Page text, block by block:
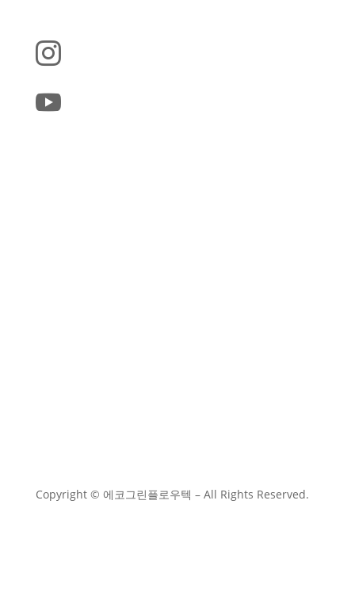


Copyright © 에코그린플로우텍 – All Rights Reserved.